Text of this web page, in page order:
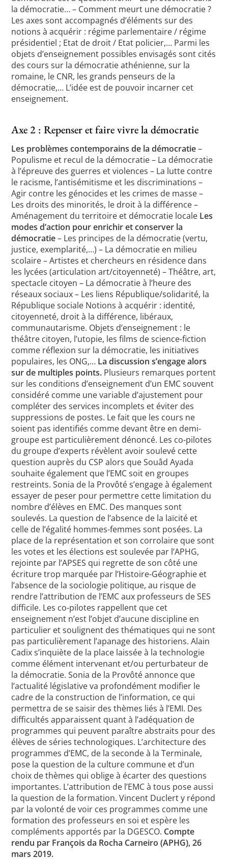
la démocratie… – Comment meurt une démocratie ?
Les axes sont accompagnés d’éléments sur des
notions à acquérir : régime parlementaire / régime
présidentiel ; Etat de droit / Etat policier,… Parmi les
objets d’enseignement possibles envisagés sont cités
des cours sur la démocratie athénienne, sur la
romaine, le CNR, les grands penseurs de la
démocratie,… L’idée est de pouvoir incarner cet
enseignement.
Axe 2 : Repenser et faire vivre la démocratie
Les problèmes contemporains de la démocratie–
Populisme et recul de la démocratie – La démocratie
à l’épreuve des guerres et violences – La lutte contre
le racisme, l’antisémitisme et les discriminations –
Agir contre les génocides et les crimes de masse –
Les droits des minorités, le droit à la différence –
Aménagement du territoire et démocratie locale Les
modes d’action pour enrichir et conserver la
démocratie– Les principes de la démocratie (vertu,
justice, exemplarité,…) – La démocratie en milieu
scolaire – Artistes et chercheurs en résidence dans
les lycées (articulation art/citoyenneté) – Théâtre, art,
spectacle citoyen – La démocratie à l’heure des
réseaux sociaux – Les liens République/solidarité, la
République sociale Notions à acquérir : identité,
citoyenneté, droit à la différence, libéraux,
communautarisme. Objets d’enseignement : le
théâtre citoyen, l’utopie, les films de science-fiction
comme réflexion sur la démocratie, les initiatives
populaires, les ONG,… La discussion s’engage alors
sur de multiples points. Plusieurs remarques portent
sur les conditions d’enseignement d’un EMC souvent
considéré comme une variable d’ajustement pour
compléter des services incomplets et éviter des
suppressions de postes. Le fait que les cours ne
soient pas identifiés comme devant être en demi-
groupe est particulièrement dénoncé. Les co-pilotes
du groupe d’experts révèlent avoir soulevé cette
question auprès du CSP alors que Souâd Ayada
souhaite également que l’EMC soit en groupes
restreints. Sonia de la Provôté s’engage à également
essayer de peser pour permettre cette limitation du
nombre d’élèves en EMC. Des manques sont
soulevés. La question de l’absence de la laïcité et
celle de l’égalité hommes-femmes sont posées. La
place de la représentation et son corrolaire que sont
les votes et les élections est soulevée par l’APHG,
rejointe par l’APSES qui regrette de son côté une
écriture trop marquée par l’Histoire-Géographie et
l’absence de la sociologie politique, au risque de
rendre l’attribution de l’EMC aux professeurs de SES
difficile. Les co-pilotes rappellent que cet
enseignement n’est l’objet d’aucune discipline en
particulier et soulignent des thématiques qui ne sont
pas particulièrement l’apanage des historiens. Alain
Cadix s’inquiète de la place laissée à la technologie
comme élément intervenant et/ou perturbateur de
la démocratie. Sonia de la Provôté annonce que
l’actualité législative va profondément modifier le
cadre de la construction de l’information, ce qui
permettra de se saisir des thèmes liés à l’EMI. Des
difficultés apparaissent quant à l’adéquation de
programmes qui peuvent paraître abstraits pour des
élèves de séries technologiques. L’architecture des
programmes d’EMC, de la seconde à la Terminale,
pose la question de la culture commune et d’un
choix de thèmes qui oblige à écarter des questions
importantes. L’attribution de l’EMC à tous pose aussi
la question de la formation. Vincent Duclert y répond
par la volonté de voir ces programmes comme une
formation des professeurs en soi et espère les
compléments apportés par la DGESCO. Compte
rendu par François da Rocha Carneiro (APHG), 26
mars 2019.